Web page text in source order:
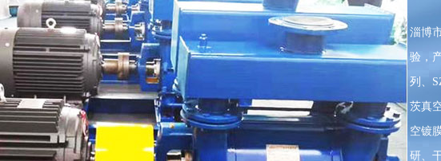
淄博
验，
列、
茨真
空镀
研、